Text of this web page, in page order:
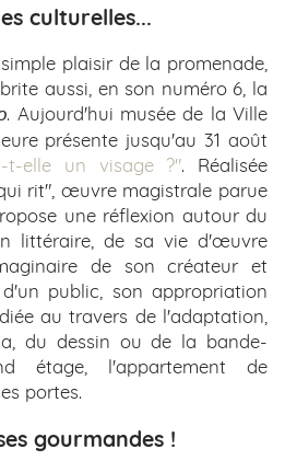
culturelles...
plaisir de la promenade,
aussi, en son numéro 6, la
. Aujourd'hui musée de la Ville
présente jusqu'au 31 août
t-elle un visage ?". Réalisée
rit", œuvre magistrale parue
une réflexion autour du
littéraire, de sa vie d'œuvre
de son créateur et
public, son appropriation
au travers de l'adaptation,
du dessin ou de la bande-
étage, l'appartement de
portes.
gourmandes !